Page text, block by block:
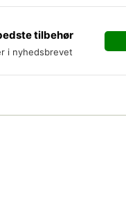
tilbehør
i nyhedsbrevet